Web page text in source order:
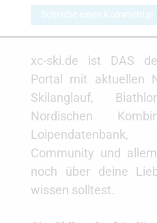
Schreibe einen Kommentar
xc-ski.de ist DAS
Portal mit aktuellen
Skilanglauf,
Nordischen
Community und
noch über deine
wissen solltest.